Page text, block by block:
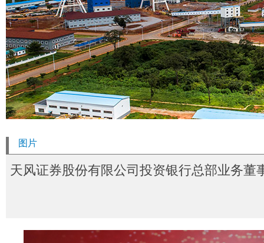
图片
天风证券股份有限公司投资银行总部业务